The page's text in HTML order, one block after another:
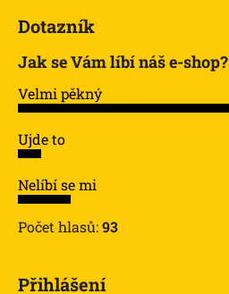
Dotazník
Jak se Vám líbí náš e-shop?
Velmi pěkný
Ujde to
Nelíbí se mi
Počet hlasů:93
Přihlášení